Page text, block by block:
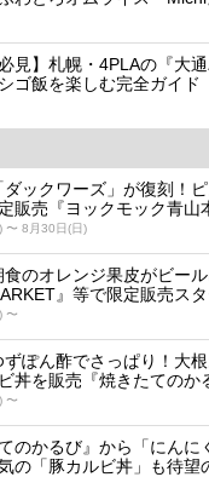
必見】札幌・4PLAの『大
ゴ飯を楽しむ完全ガイド
ックワーズ」が復刻！
販売『ヨックモック青山
〜 8月30日(日)
のオレンジ果皮がビー
』等で限定販売ス
〜
ぽん酢でさっぱり！大
丼を販売『焼きたてのか
〜
てのかるび』から「にんに
の「豚カルビ丼」も待望